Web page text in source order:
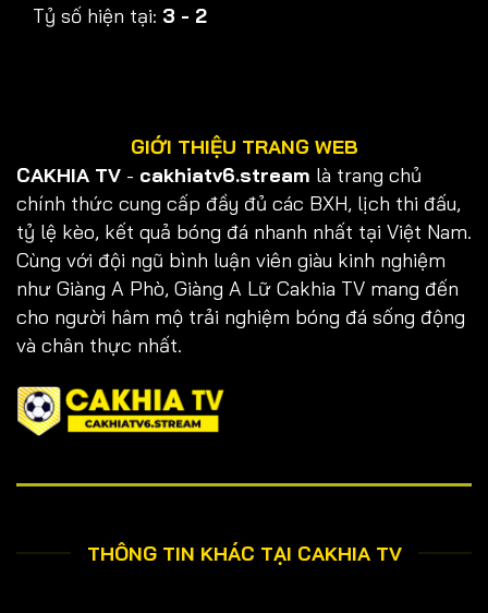
Tỷ số hiện tại: 3 - 2
GIỚI THIỆU TRANG WEB
CAKHIA TV - cakhiatv6.stream là trang chủ
chính thức cung cấp đầy đủ các BXH, lịch thi đấu,
tỷ lệ kèo, kết quả bóng đá nhanh nhất tại Việt Nam.
Cùng với đội ngũ bình luận viên giàu kinh nghiệm
như Giàng A Phò, Giàng A Lữ Cakhia TV mang đến
cho người hâm mộ trải nghiệm bóng đá sống động
và chân thực nhất.
THÔNG TIN KHÁC TẠI CAKHIA TV